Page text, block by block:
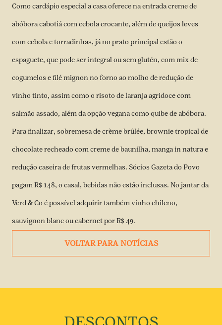
Como cardápio especial a casa oferece na entrada creme de
abóbora cabotiá com cebola crocante, além de queijos leves
com cebola e torradinhas, já no prato principal estão o
espaguete, que pode ser integral ou sem glutén, com mix de
cogumelos e filé mignon no forno ao molho de redução de
vinho tinto, assim como o risoto de laranja agridoce com
salmão assado, além da opção vegana como quibe de abóbora.
Para finalizar, sobremesa de crème brûlée, brownie tropical de
chocolate recheado com creme de baunilha, manga in natura e
redução caseira de frutas vermelhas. Sócios Gazeta do Povo
pagam R$ 148, o casal, bebidas não estão inclusas. No jantar da
Verd & Co é possível adquirir também vinho chileno,
sauvignon blanc ou cabernet por R$ 49.
VOLTAR PARA NOTÍCIAS